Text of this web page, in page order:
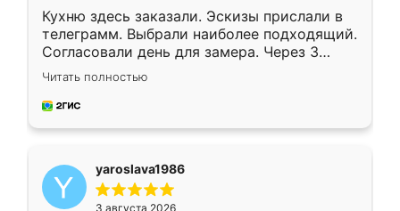
Кухню здесь заказали. Эскизы прислали в
телеграмм. Выбрали наиболее подходящий.
Согласовали день для замера. Через 3
недели кухня была уже готова. Остались
довольны работой. Спасибо Ренессанс
мебель за качественную работу!
Читать полностью
yaroslava1986
3 августа 2026